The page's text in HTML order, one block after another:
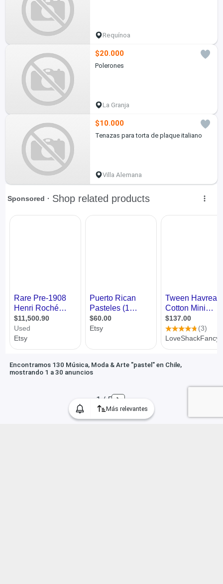
Más relevantes
Requínoa
$20.000
Polerones
La Granja
$10.000
Tenazas para torta de plaque italiano
Villa Alemana
Encontramos 130 Música, Moda & Arte "pastel" en Chile,
mostrando 1 a 30 anuncios
1 / 5